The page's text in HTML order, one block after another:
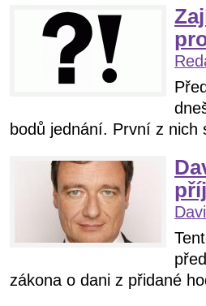
bodů jednání. První z
zákona o dani z přidané